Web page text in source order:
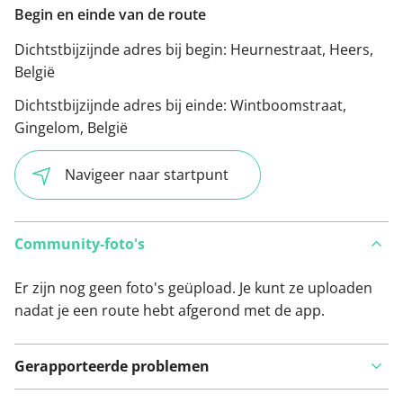
Begin en einde van de route
Dichtstbijzijnde adres bij begin: Heurnestraat, Heers,
België
Dichtstbijzijnde adres bij einde: Wintboomstraat,
Gingelom, België
Navigeer naar startpunt
Community-foto's
Er zijn nog geen foto's geüpload. Je kunt ze uploaden
nadat je een route hebt afgerond met de app.
Gerapporteerde problemen